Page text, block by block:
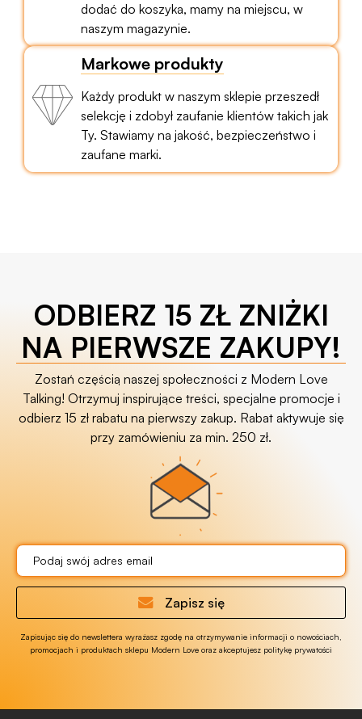
dodać do koszyka, mamy na miejscu, w
naszym magazynie.
Markowe produkty
Każdy produkt w naszym sklepie przeszedł
selekcję i zdobył zaufanie klientów takich jak
Ty. Stawiamy na jakość, bezpieczeństwo i
zaufane marki.
ODBIERZ 15 ZŁ ZNIŻKI
NA PIERWSZE ZAKUPY!
Zostań częścią naszej społeczności z Modern Love
Talking! Otrzymuj inspirujące treści, specjalne promocje i
odbierz 15 zł rabatu na pierwszy zakup. Rabat aktywuje się
przy zamówieniu za min. 250 zł.
Zapisz się
Zapisując się do newslettera wyrażasz zgodę na otrzymywanie informacji o nowościach,
promocjach i produktach sklepu Modern Love oraz akceptujesz politykę prywatości